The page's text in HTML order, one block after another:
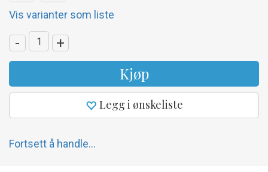
Vis varianter som liste
- +
Kjøp
Legg i ønskeliste
Fortsett å handle...